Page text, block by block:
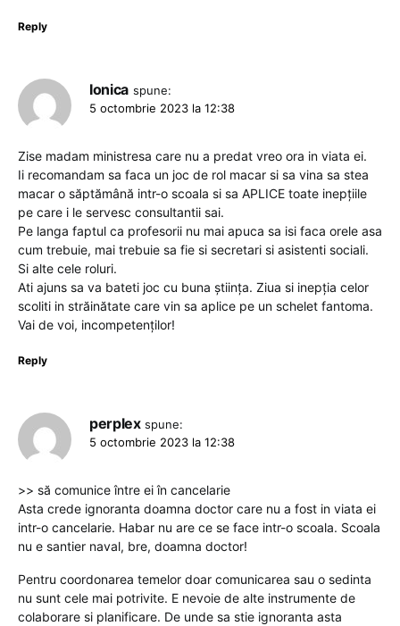
Reply
Ionica spune:
5 octombrie 2023 la 12:38
Zise madam ministresa care nu a predat vreo ora in viata ei.
Ii recomandam sa faca un joc de rol macar si sa vina sa stea
macar o săptămână intr-o scoala si sa APLICE toate inepțiile
pe care i le servesc consultantii sai.
Pe langa faptul ca profesorii nu mai apuca sa isi faca orele asa
cum trebuie, mai trebuie sa fie si secretari si asistenti sociali.
Si alte cele roluri.
Ati ajuns sa va bateti joc cu buna știința. Ziua si inepția celor
scoliti in străinătate care vin sa aplice pe un schelet fantoma.
Vai de voi, incompetenților!
Reply
perplex spune:
5 octombrie 2023 la 12:38
>> să comunice între ei în cancelarie
Asta crede ignoranta doamna doctor care nu a fost in viata ei
intr-o cancelarie. Habar nu are ce se face intr-o scoala. Scoala
nu e santier naval, bre, doamna doctor!
Pentru coordonarea temelor doar comunicarea sau o sedinta
nu sunt cele mai potrivite. E nevoie de alte instrumente de
colaborare si planificare. De unde sa stie ignoranta asta